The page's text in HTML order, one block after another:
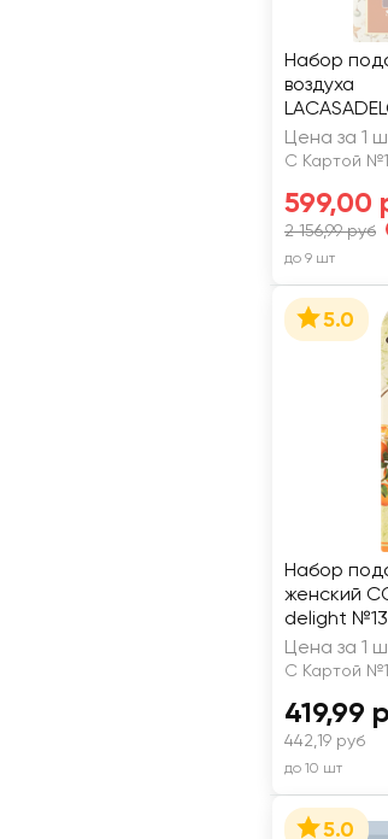
Набор
воздуха
Цена за 1
С Картой №1
599,00
2 156,99 руб
до 9 шт
5.0
Набор
женский
delight
душа,
Цена за 1
С Картой №1
419,99
442,19 руб
до 10 шт
5.0